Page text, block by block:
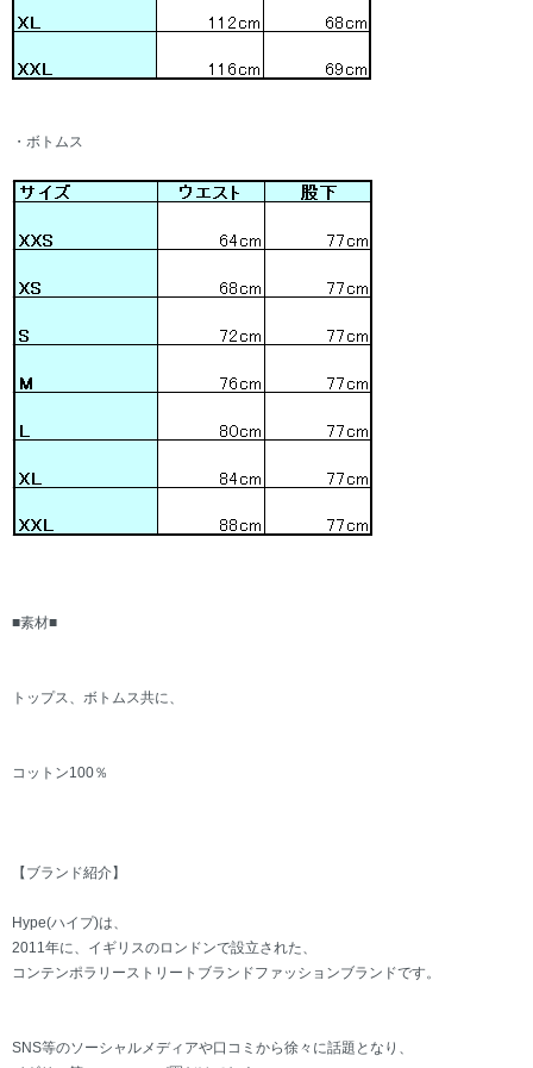
・ボトムス
■素材■
トップス、ボトムス共に、
コットン100％
【ブランド紹介】
Hype(ハイプ)は、
2011年に、イギリスのロンドンで設立された、
コンテンポラリーストリートブランドファッションブランドです。
SNS等のソーシャルメディアや口コミから徐々に話題となり、